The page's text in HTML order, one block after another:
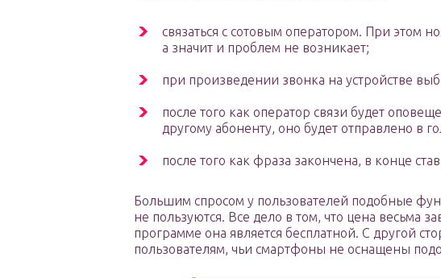
связаться с сотовым оператором. При этом
а значит и проблем не возникает;
при произведении звонка на устройстве
после того как оператор связи будет
другому абоненту, оно будет отправлено в
после того как фраза закончена, в конце
Большим спросом у пользователей подобные
не пользуются. Все дело в том, что цена весьма
программе она является бесплатной. С другой
пользователям, чьи смартфоны не оснащены